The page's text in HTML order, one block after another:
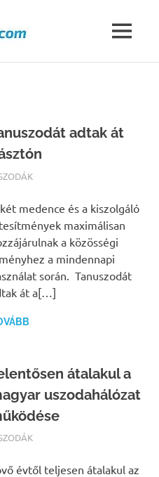
MENU
adtak át
medence és a kiszolgáló
maximálisan
a közösségi
a mindennapi
során. Tanuszodát
át a[…]
átalakul a
uszodahálózat
évtől teljesen átalakul az